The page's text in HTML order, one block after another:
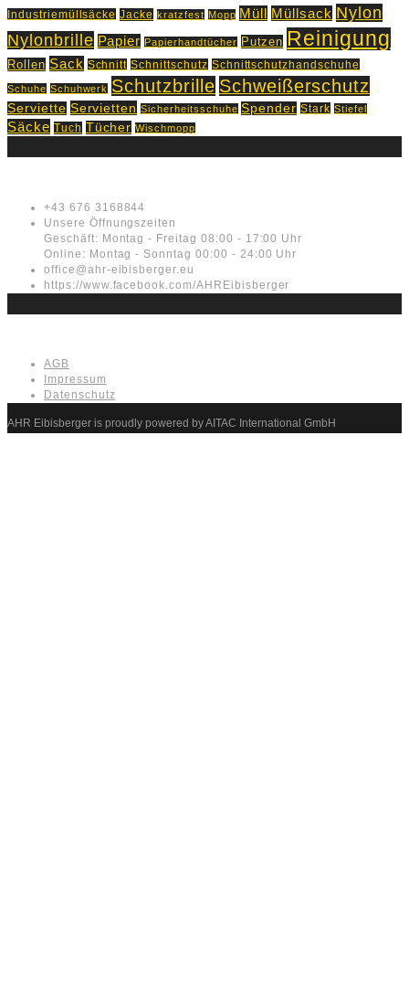
Industriemüllsäcke Jacke kratzfest Mopp Müll Müllsack Nylon
Nylonbrille Papier Papierhandtücher Putzen Reinigung
Rollen Sack Schnitt Schnittschutz Schnittschutzhandschuhe
Schuhe Schuhwerk Schutzbrille Schweißerschutz
Serviette Servietten Sicherheitsschuhe Spender Stark Stiefel
Säcke Tuch Tücher Wischmopp
+43 676 3168844
Unsere Öffnungszeiten
Geschäft: Montag - Freitag 08:00 - 17:00 Uhr
Online: Montag - Sonntag 00:00 - 24:00 Uhr
office@ahr-eibisberger.eu
https://www.facebook.com/AHREibisberger
AGB
Impressum
Datenschutz
AHR Eibisberger is proudly powered by AITAC International GmbH